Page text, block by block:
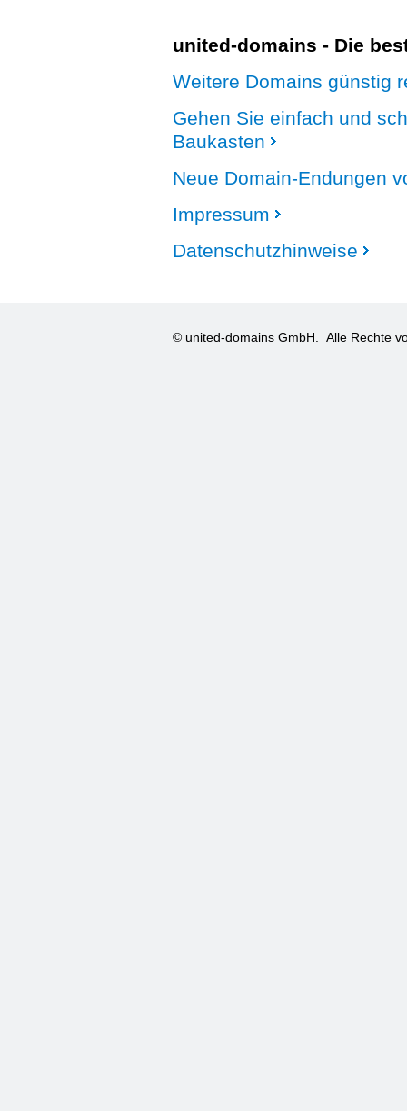
united-domains - Die
Weitere Domains günstig
Gehen Sie einfach und
Baukasten
Neue Domain-Endungen
Impressum
Datenschutzhinweise
© united-domains GmbH. Alle Rechte